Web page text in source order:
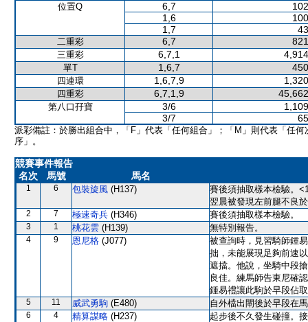
位置Q 6,7
1,6
1,7
二重彩 6,7
三重彩 6,7,1
單T 1,6,7
四連環 1,6,7,9
四重彩 6,7,1,9
第八口孖寶 3/6
3/7
派彩備註：於勝出組合中，「F」代表「任何組合」；「M」則代表「任何
序」。
競賽事件報告
名次
馬號 馬名
1 6 包裝旋風 (H137)
賽後須抽取樣本檢驗。
翌晨被發現左前腿不良
2 7 極速奇兵 (H346) 賽後須抽取樣本檢驗。
3 1 桃花雲 (H139) 無特別報告。
4 9 恩尼格 (J077)
被查詢時，見習騎師鍾
拙，未能展現足夠前速
遮擋。他說，坐騎中段
良佳。練馬師告東尼確
鍾易禮讓此駒於早段佔
5 11 威武勇駒 (E480) 自外檔出閘後於早段在
6 4 精算謀略 (H237)
起步後不久發生碰撞。